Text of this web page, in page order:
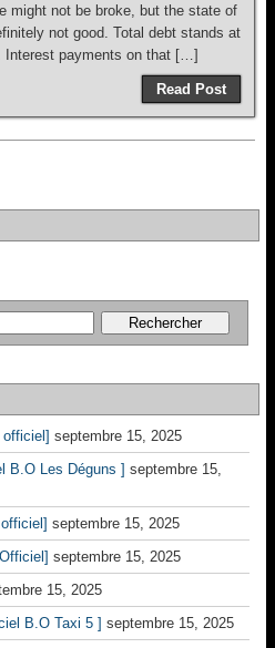
might not be broke, but the state of
not good. Total debt stands at
Interest payments on that […]
Read Post
officiel] septembre 15, 2025
B.O Les Déguns ] septembre 15,
septembre 15, 2025
septembre 15, 2025
15, 2025
B.O Taxi 5 ] septembre 15, 2025